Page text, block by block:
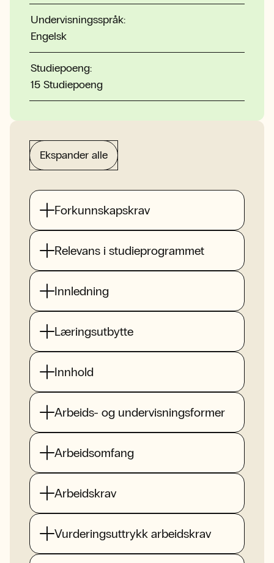
Undervisningsspråk:
Engelsk
Studiepoeng:
15 Studiepoeng
Ekspander alle
Forkunnskapskrav
Relevans i studieprogrammet
Innledning
Læringsutbytte
Innhold
Arbeids- og undervisningsformer
Arbeidsomfang
Arbeidskrav
Vurderingsuttrykk arbeidskrav